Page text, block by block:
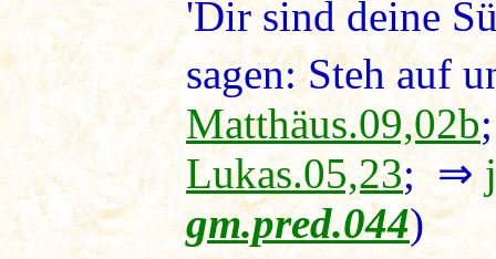
'Dir sind deine
sagen: Steh auf
Matthäus.09,02b
Lukas.05,23; ⇒
gm.pred.044)